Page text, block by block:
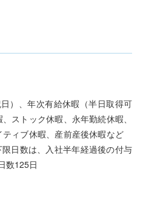
）、年次有給休暇（半日取得可
ストック休暇、永年勤続休暇、
ィブ休暇、産前産後休暇など
日数は、入社半年経過後の付与
数125日